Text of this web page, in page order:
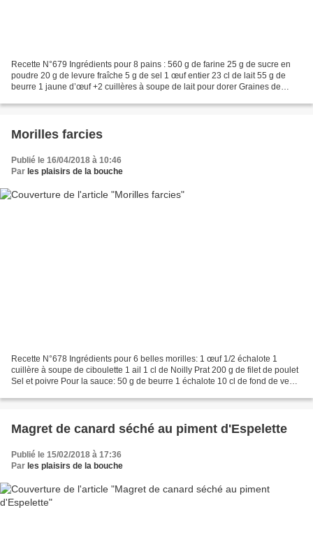
Recette N°679 Ingrédients pour 8 pains : 560 g de farine 25 g de sucre en
poudre 20 g de levure fraîche 5 g de sel 1 œuf entier 23 cl de lait 55 g de
beurre 1 jaune d’œuf +2 cuillères à soupe de lait pour dorer Graines de
Morilles farcies
Publié le 16/04/2018 à 10:46
Par les plaisirs de la bouche
Recette N°678 Ingrédients pour 6 belles morilles: 1 œuf 1/2 échalote 1
cuillère à soupe de ciboulette 1 ail 1 cl de Noilly Prat 200 g de filet de poulet
Sel et poivre Pour la sauce: 50 g de beurre 1 échalote 10 cl de fond de veau
Magret de canard séché au piment d'Espelette
Publié le 15/02/2018 à 17:36
Par les plaisirs de la bouche